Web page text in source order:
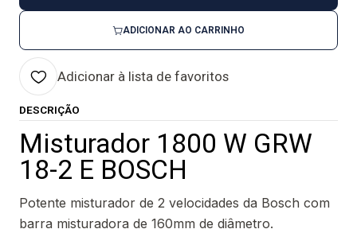
ADICIONAR AO CARRINHO
Adicionar à lista de favoritos
DESCRIÇÃO
Misturador 1800 W GRW
18-2 E BOSCH
Potente misturador de 2 velocidades da Bosch com
barra misturadora de 160mm de diâmetro.